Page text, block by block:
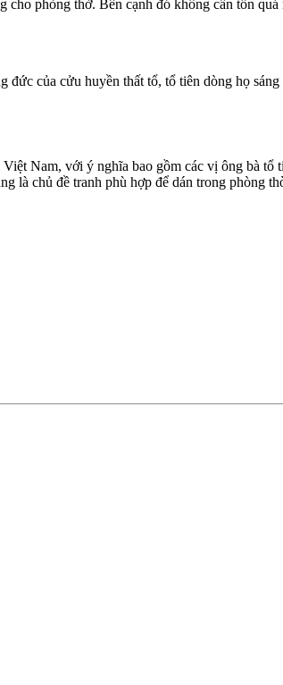
phòng thờ. Bên cạnh đó không cần tốn
của cửu huyền thất tổ, tổ tiên dòng họ
Nam, với ý nghĩa bao gồm các vị ông bà tổ
là chủ đề tranh phù hợp để dán trong phòng